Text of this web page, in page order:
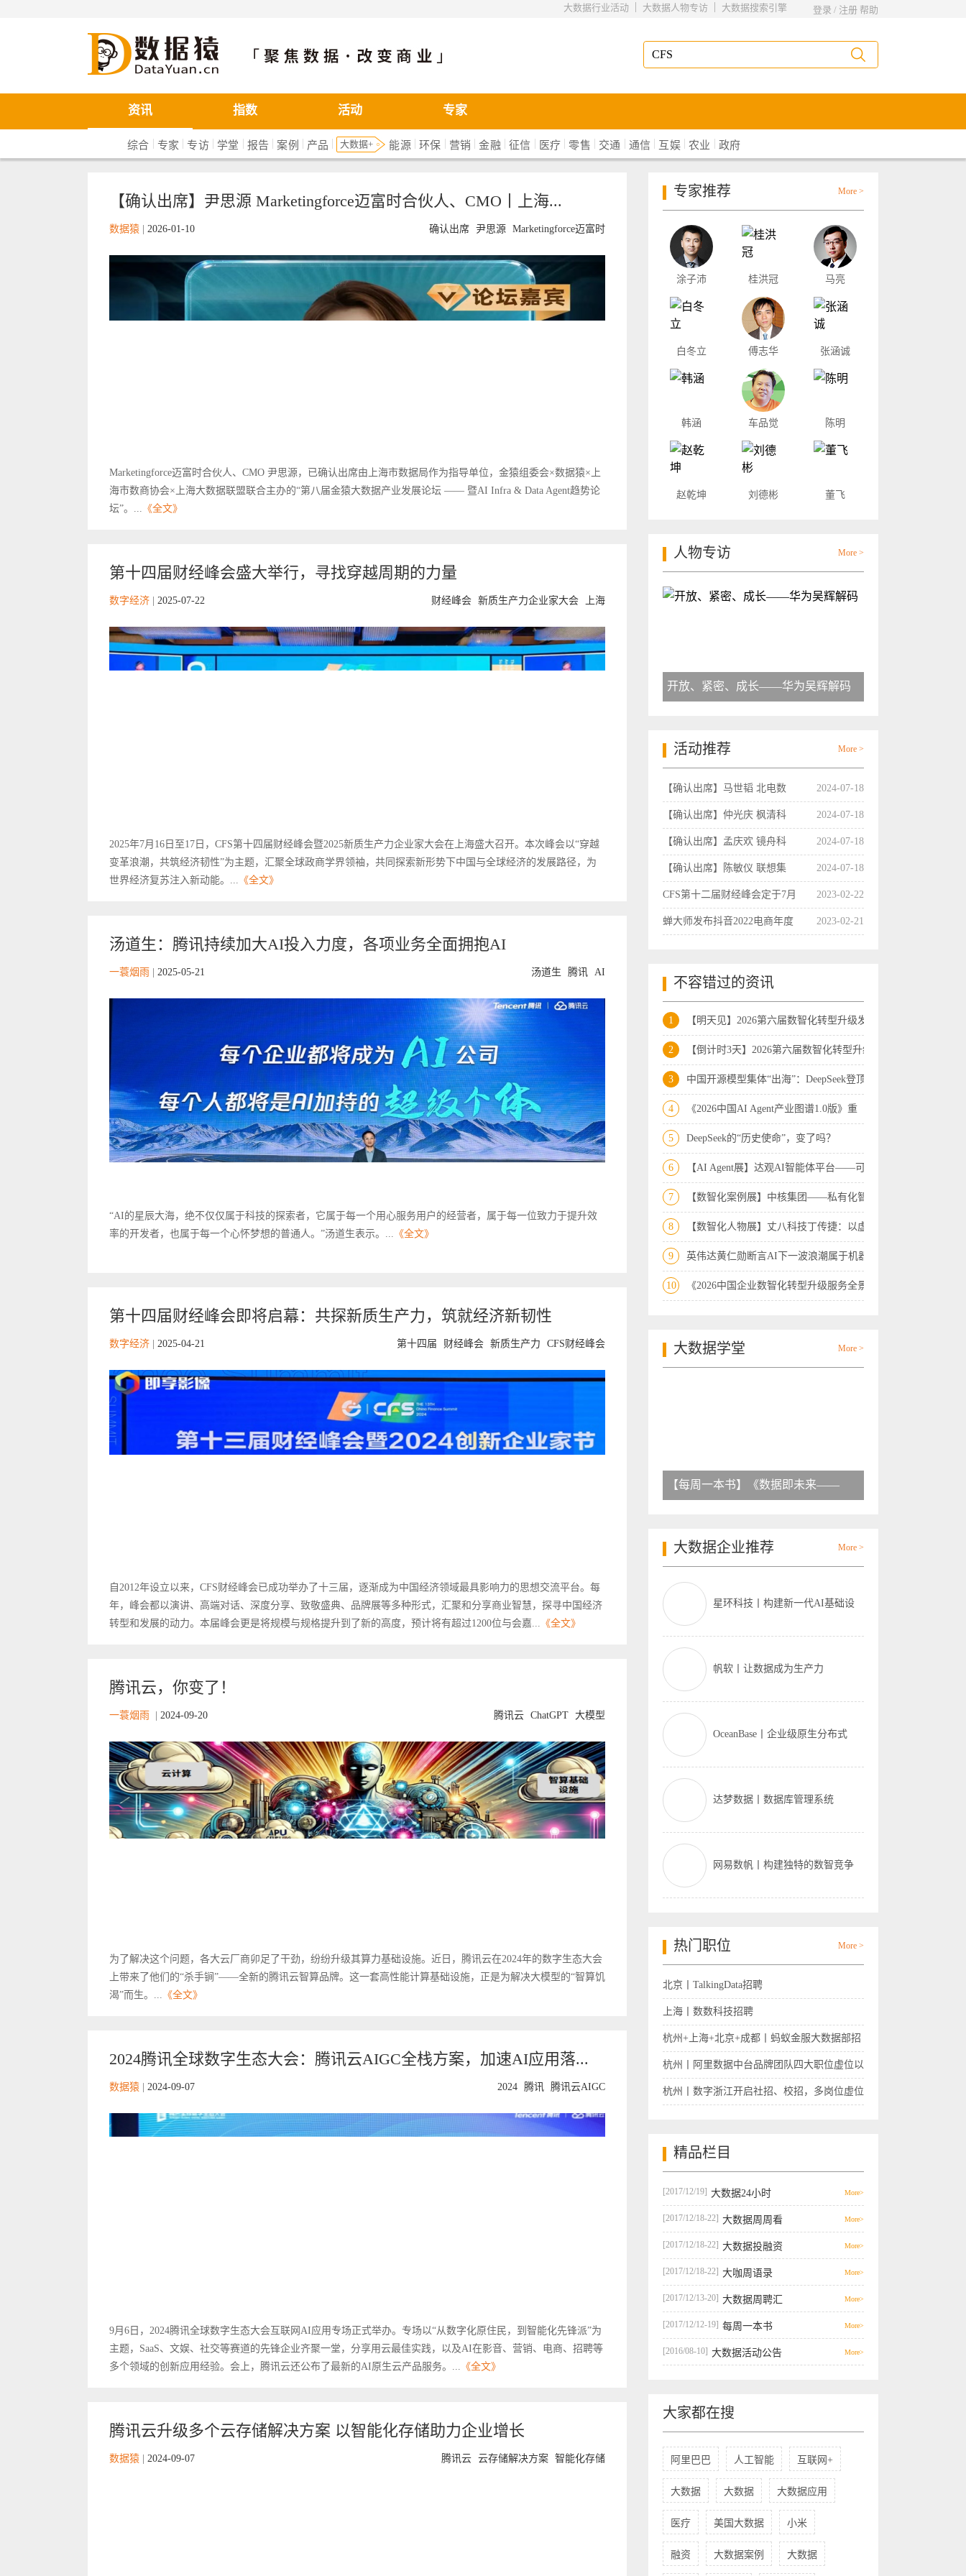
登录 / 注册 帮助
大数据搜索引擎
|
大数据人物专访
|
大数据行业活动
数据猿
资讯 指数 活动 专家
综合 | 专家 |专访| 学堂 | 报告 | 案例 | 产品 | 大数据+ 能源 |环保 | 营销 |金融 |征信 | 医疗 | 零售 | 交通 | 通信 | 互娱 | 农业 | 政府
【确认出席】尹思源 Marketingforce迈富时合伙人、CMO丨上海...
确认出席 尹思源 Marketingforce迈富时
数据猿 2026-01-10
Marketingforce迈富时合伙人、CMO 尹思源，已确认出席由上海市数据局作为指导单位，金猿组委会×数据猿×上
海市数商协会×上海大数据联盟联合主办的“第八届金猿大数据产业发展论坛 —— 暨AI Infra & Data Agent趋势论
坛”。... 《全文》
第十四届财经峰会盛大举行，寻找穿越周期的力量
财经峰会 新质生产力企业家大会 上海
数字经济 2025-07-22
2025年7月16日至17日，CFS第十四届财经峰会暨2025新质生产力企业家大会在上海盛大召开。本次峰会以“穿越
变革浪潮，共筑经济韧性”为主题，汇聚全球政商学界领袖，共同探索新形势下中国与全球经济的发展路径，为
世界经济复苏注入新动能。... 《全文》
汤道生：腾讯持续加大AI投入力度，各项业务全面拥抱AI
汤道生 腾讯 AI
一蓑烟雨 2025-05-21
“AI的星辰大海，绝不仅仅属于科技的探索者，它属于每一个用心服务用户的经营者，属于每一位致力于提升效
率的开发者，也属于每一个心怀梦想的普通人。”汤道生表示。... 《全文》
第十四届财经峰会即将启幕：共探新质生产力，筑就经济新韧性
第十四届 财经峰会 新质生产力 CFS财经峰会
数字经济 2025-04-21
自2012年设立以来，CFS财经峰会已成功举办了十三届，逐渐成为中国经济领域最具影响力的思想交流平台。每
年，峰会都以演讲、高端对话、深度分享、致敬盛典、品牌展等多种形式，汇聚和分享商业智慧，探寻中国经济
转型和发展的动力。本届峰会更是将规模与规格提升到了新的高度，预计将有超过1200位与会嘉... 《全文》
腾讯云，你变了！
腾讯云 ChatGPT 大模型
一蓑烟雨 2024-09-20
为了解决这个问题，各大云厂商卯足了干劲，纷纷升级其算力基础设施。近日，腾讯云在2024年的数字生态大会
上带来了他们的“杀手锏”——全新的腾讯云智算品牌。这一套高性能计算基础设施，正是为解决大模型的“智算饥
渴”而生。... 《全文》
2024腾讯全球数字生态大会：腾讯云AIGC全栈方案，加速AI应用落...
2024 腾讯 腾讯云AIGC
数据猿 2024-09-07
9月6日，2024腾讯全球数字生态大会互联网AI应用专场正式举办。专场以“从数字化原住民，到智能化先锋派”为
主题，SaaS、文娱、社交等赛道的先锋企业齐聚一堂，分享用云最佳实践，以及AI在影音、营销、电商、招聘等
多个领域的创新应用经验。会上，腾讯云还公布了最新的AI原生云产品服务。... 《全文》
腾讯云升级多个云存储解决方案 以智能化存储助力企业增长
腾讯云 云存储解决方案 智能化存储
数据猿 2024-09-07
专家推荐 More >
涂子沛 桂洪冠 马亮
白冬立 傅志华 张涵诚
韩涵 车品觉 陈明
赵乾坤 刘德彬 董飞
人物专访 More >
开放、紧密、成长——华为吴辉解码
活动推荐 More >
【确认出席】马世韬 北电数 2024-07-18
【确认出席】仲光庆 枫清科 2024-07-18
【确认出席】孟庆欢 镜舟科 2024-07-18
【确认出席】陈敏仪 联想集 2024-07-18
CFS第十二届财经峰会定于7月 2023-02-22
蝉大师发布抖音2022电商年度 2023-02-21
不容错过的资讯
1 【明天见】2026第六届数智化转型升级发展
2 【倒计时3天】2026第六届数智化转型升级
3 中国开源模型集体“出海”：DeepSeek登顶
4 《2026中国AI Agent产业图谱1.0版》重
5 DeepSeek的“历史使命”，变了吗？
6 【AI Agent展】达观AI智能体平台——可
7 【数智化案例展】中核集团——私有化智能
8 【数智化人物展】丈八科技丁传捷：以虚实
9 英伟达黄仁勋断言AI下一波浪潮属于机器人
10 《2026中国企业数智化转型升级服务全景图
大数据学堂 More >
【每周一本书】《数据即未来——
大数据企业推荐 More >
星环科技丨构建新一代AI基础设
帆软丨让数据成为生产力
OceanBase丨企业级原生分布式
达梦数据丨数据库管理系统
网易数帆丨构建独特的数智竞争
热门职位 More >
北京丨TalkingData招聘
上海丨数数科技招聘
杭州+上海+北京+成都丨蚂蚁金服大数据部招
聘
杭州丨阿里数据中台品牌团队四大职位虚位以
待
杭州丨数字浙江开启社招、校招，多岗位虚位
精品栏目
[2017/12/19] 大数据24小时 More>
[2017/12/18-22] 大数据周周看 More>
[2017/12/18-22] 大数据投融资 More>
[2017/12/18-22] 大咖周语录 More>
[2017/12/13-20] 大数据周聘汇 More>
[2017/12/12-19] 每周一本书 More>
[2016/08-10] 大数据活动公告 More>
大家都在搜
阿里巴巴 人工智能 互联网+
大数据 大数据 大数据应用
医疗 美国大数据 小米
融资 大数据案例 大数据